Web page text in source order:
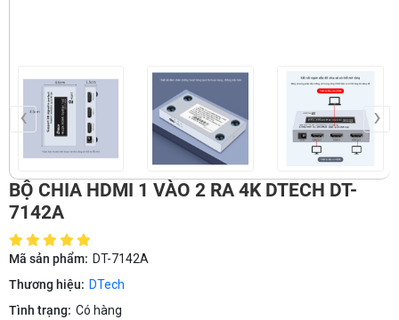
‹ ›
BỘ CHIA HDMI 1 VÀO 2 RA 4K DTECH DT-
7142A
Mã sản phẩm: DT-7142A
Thương hiệu: DTech
Tình trạng: Có hàng